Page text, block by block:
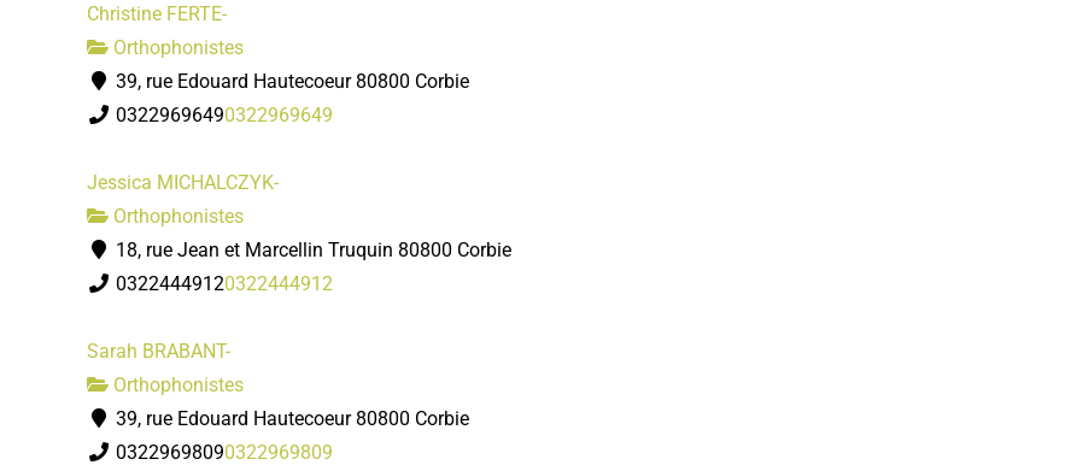
Christine FERTE-
Orthophonistes
39, rue Edouard Hautecoeur 80800 Corbie
03229696490322969649
Jessica MICHALCZYK-
Orthophonistes
18, rue Jean et Marcellin Truquin 80800 Corbie
03224449120322444912
Sarah BRABANT-
Orthophonistes
39, rue Edouard Hautecoeur 80800 Corbie
03229698090322969809